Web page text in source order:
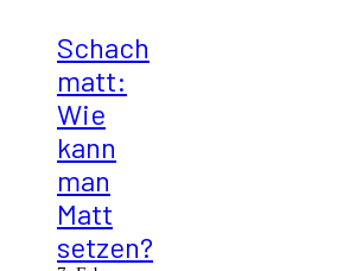
Schach
matt:
Wie
kann
man
Matt
setzen?